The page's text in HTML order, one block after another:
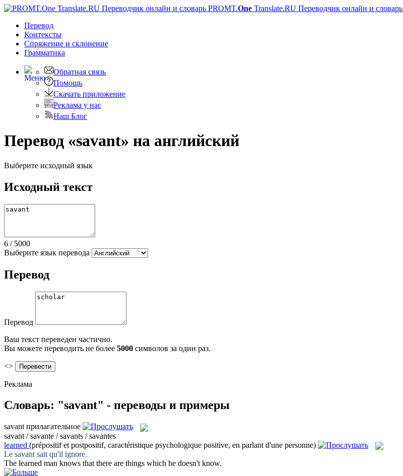
PROMT.One Translate.RU Переводчик онлайн и словарь
Перевод
Контексты
Спряжение и склонение
Грамматика
Обратная связь
Помощь
Скачать приложение
Реклама у нас
Наш Блог
Перевод «savant» на английский
Выберите исходный язык
Исходный текст
6 / 5000
Выберите язык перевода
Перевод
Перевод
Ваш текст переведен частично.
Вы можете переводить не более 5000 символов за один раз.
<>
Реклама
Словарь: "savant" - переводы и примеры
savant прилагательное
savant / savante / savants / savantes
learned (prépositif et postpositif, caractéristique psychologique positive, en parlant d'une personne)
Le savant sait qu'il ignore.
The learned man knows that there are things which he doesn't know.